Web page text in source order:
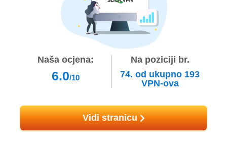
Naša ocjena:
6.0/10
Na poziciji br.
74. od ukupno 193
VPN-ova
Vidi stranicu